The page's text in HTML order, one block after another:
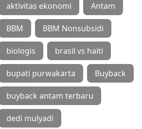
aktivitas ekonomi Antam
BBM BBM Nonsubsidi
biologis brasil vs haiti
bupati purwakarta Buyback
buyback antam terbaru
dedi mulyadi